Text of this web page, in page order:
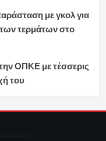
με γκολ για
των τερμάτων στο
ΟΠΚΕ με τέσσερις
του